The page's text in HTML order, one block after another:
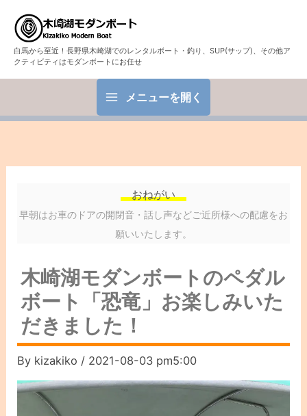
白馬から至近！長野県木崎湖でのレンタルボート・釣り、SUP(サップ)、その他ア
クティビティはモダンボートにお任せ
メニューを開く
おねがい
早朝はお車のドアの開閉音・話し声などご近所様への配慮をお
願いいたします。
木崎湖モダンボートのペダル
ボート「恐竜」お楽しみいた
だきました！
By kizakiko / 2021-08-03 pm5:00